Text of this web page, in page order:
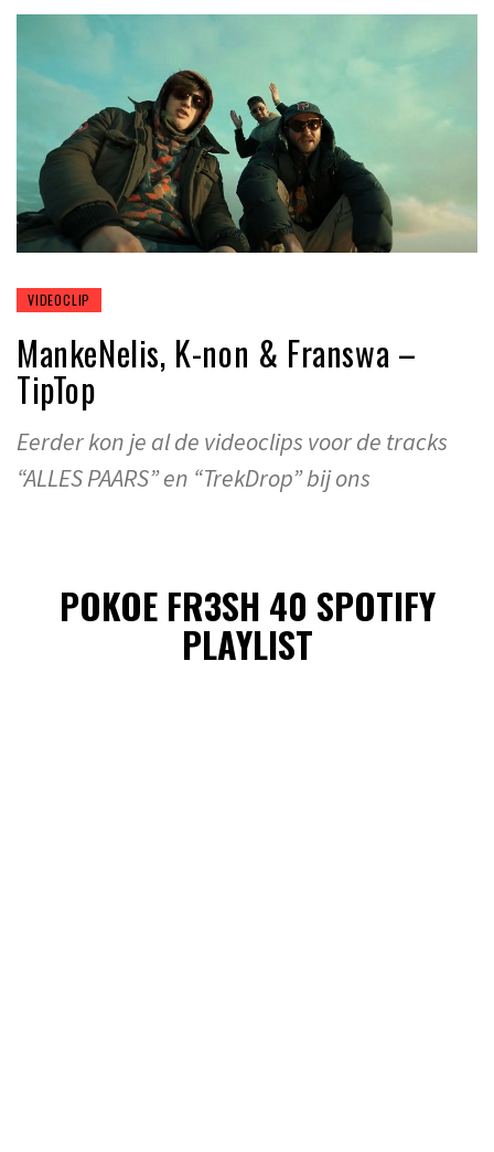
VIDEOCLIP
MankeNelis, K-non & Franswa –
TipTop
Eerder kon je al de videoclips voor de tracks
“ALLES PAARS” en “TrekDrop” bij ons
POKOE FR3SH 40 SPOTIFY
PLAYLIST